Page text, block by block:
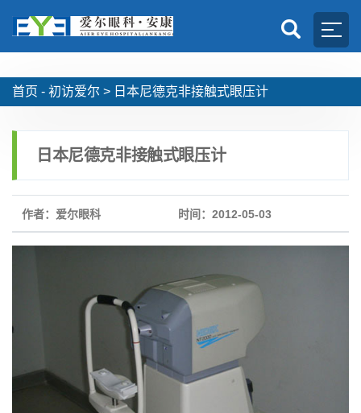
首页 - 初访爱尔 > 日本尼德克非接触式眼压计
日本尼德克非接触式眼压计
作者：爱尔眼科 时间：2012-05-03